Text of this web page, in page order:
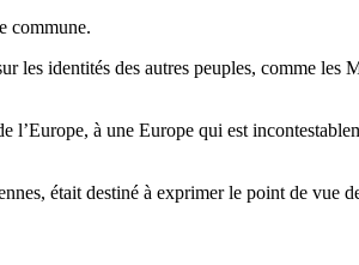
commune.
les identités des autres peuples, comme
à une Europe qui est
était destiné à exprimer le point de vue